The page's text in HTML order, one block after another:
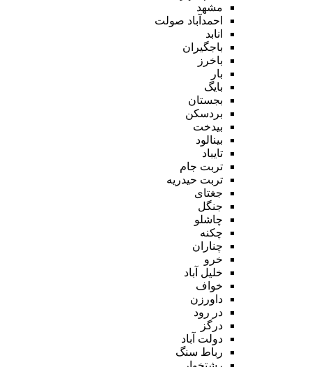
مشهد
احمدآباد صولت
انابد
باجگیران
باخرز
بار
بایگ
بجستان
بردسکن
بیدخت
بینالود
تایباد
تربت جام
تربت حیدریه
جغتای
جنگل
چاشلو
چکنه
چناران
خرو
خلیل آباد
خواف
داورزن
در رود
درگز
دولت آباد
رباط سنگ